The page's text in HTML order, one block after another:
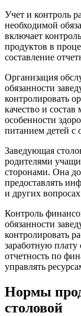
Учет и контроль
необходимой
включает
продуктов в
составление
Организация
обязанности
контролировать
качество и
особенности
питанием детей с
Заведующая
родителями
сторонами. Она
предоставлять
и других
Контроль
обязанности
контролировать
заработную плату
отчетность по
управлять
Нормы
столовой